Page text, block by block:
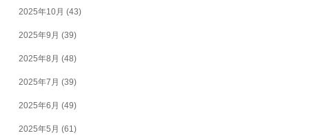
2025年10月 (43)
2025年9月 (39)
2025年8月 (48)
2025年7月 (39)
2025年6月 (49)
2025年5月 (61)